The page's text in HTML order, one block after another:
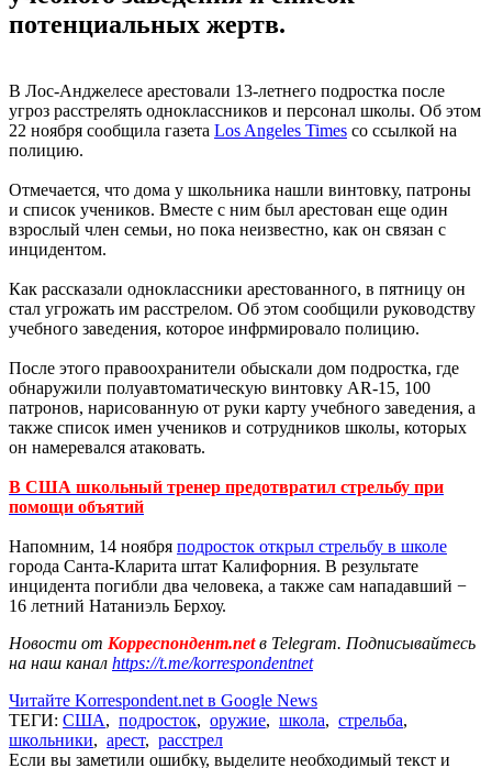
потенциальных жертв.
В Лос-Анджелесе арестовали 13-летнего подростка после
угроз расстрелять одноклассников и персонал школы. Об этом
22 ноября сообщила газета Los Angeles Times со ссылкой на
полицию.
Отмечается, что дома у школьника нашли винтовку, патроны
и список учеников. Вместе с ним был арестован еще один
взрослый член семьи, но пока неизвестно, как он связан с
инцидентом.
Как рассказали одноклассники арестованного, в пятницу он
стал угрожать им расстрелом. Об этом сообщили руководству
учебного заведения, которое инфрмировало полицию.
После этого правоохранители обыскали дом подростка, где
обнаружили полуавтоматическую винтовку AR-15, 100
патронов, нарисованную от руки карту учебного заведения, а
также список имен учеников и сотрудников школы, которых
он намеревался атаковать.
В США школьный тренер предотвратил стрельбу при
помощи объятий
Напомним, 14 ноября подросток открыл стрельбу в школе
города Санта-Кларита штат Калифорния. В результате
инцидента погибли два человека, а также сам нападавший −
16 летний Натаниэль Берхоу.
Новости от Корреспондент.netв Telegram. Подписывайтесь
на наш канал https://t.me/korrespondentnet
Читайте Korrespondent.net в Google News
ТЕГИ: США, подросток, оружие, школа, стрельба,
школьники, арест, расстрел
Если вы заметили ошибку, выделите необходимый текст и